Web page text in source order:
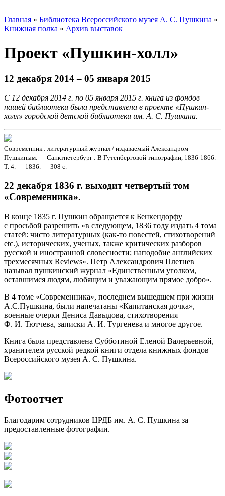
Главная » Библиотека Всероссийского музея А. С. Пушкина »
Книжная полка » Архив выставок
Проект «Пушкин-холл»
12 декабря 2014 – 05 января 2015
С 12 декабря 2014 г. по 05 января 2015 г. книга из фондов
нашей библиотеки была представлена в проекте «Пушкин-
холл» городской детской библиотеки им. А. С. Пушкина.
Современник : литературный журнал / издаваемый Александром
Пушкиным. — Санктпетербург : В Гутенберговой типографии, 1836-1866.
Т. 4. — 1836. — 308 с.
22 декабря 1836 г. выходит четвертый том
«Современника».
В конце 1835 г. Пушкин обращается к Бенкендорфу
с просьбой разрешить «в следующем, 1836 году издать 4 тома
статей: чисто литературных (как-то повестей, стихотворений
etc.), исторических, ученых, также критических разборов
русской и иностранной словесности; наподобие английских
трехмесячных Reviews». Петр Александрович Плетнев
называл пушкинский журнал «Единственным уголком,
оставшимся людям, любящим и уважающим прямое добро».
В 4 томе «Современника», последнем вышедшем при жизни
А.С.Пушкина, были напечатаны «Капитанская дочка»,
военные очерки Дениса Давыдова, стихотворения
Ф. И. Тютчева, записки А. И. Тургенева и многое другое.
Книга была представлена Субботиной Еленой Валерьевной,
хранителем русской редкой книги отдела книжных фондов
Всероссийского музея А. С. Пушкина.
Фотоотчет
Благодарим сотрудников ЦРДБ им. А. С. Пушкина за
предоставленные фотографии.